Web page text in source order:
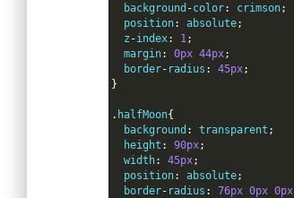
  background
-color: crimson;
  position
: absolute;
  z
-index: 1;
  margin
: 0px 44px;
  border
- radius : 45px;
}
. halfMoon{
  background
: transparent ;
  height
: 90px;
  width
: 45px;
  position
: absolute;
  border
- radius : 76px 0px 0px